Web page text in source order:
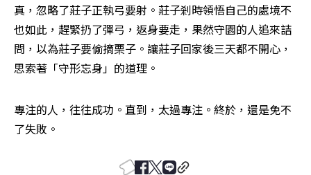
真，忽略了莊子正執弓要射。莊子剎時領悟自己的處境不
也如此，趕緊扔了彈弓，返身要走，果然守園的人追來詰
問，以為莊子要偷摘栗子。讓莊子回家後三天都不開心，
思索著「守形忘身」的道理。
專注的人，往往成功。直到，太過專注。終於，還是免不
了失敗。